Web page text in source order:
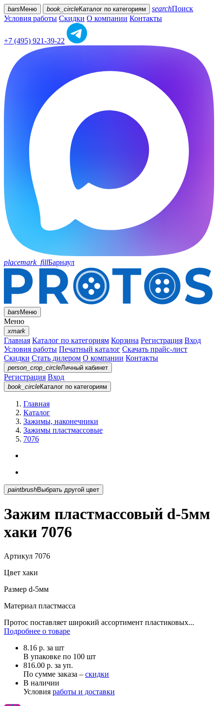
bars Меню book_circleКаталог по категориям searchПоиск
Условия работы Скидки О компании Контакты
+7 (495) 921-39-22
placemark_fillБарнаул
barsМеню
Меню
xmark
Главная Каталог по категориям Корзина Регистрация Вход
Условия работы Печатный каталог Скачать прайс-лист
Скидки Стать дилером О компании Контакты
person_crop_circleЛичный кабинет
Регистрация Вход
book_circleКаталог по категориям
Главная
Каталог
Зажимы, наконечники
Зажимы пластмассовые
7076
paintbrush Выбрать другой цвет
Зажим пластмассовый d-5мм
хаки 7076
Артикул 7076
Цвет хаки
Размер d-5мм
Материал пластмасса
Протос поставляет широкий ассортимент пластиковых...
Подробнее о товаре
8.16 р. за шт
В упаковке по 100 шт
816.00 р. за уп.
По сумме заказа – скидки
В наличии
Условия работы и доставки